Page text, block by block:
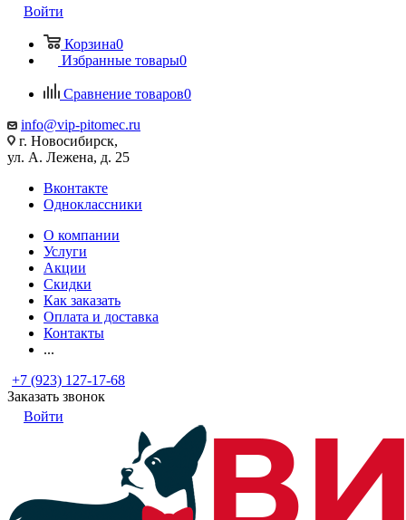
Войти
Корзина0
Избранные товары0
Сравнение товаров0
info@vip-pitomec.ru
г. Новосибирск,
ул. А. Лежена, д. 25
Вконтакте
Одноклассники
О компании
Услуги
Акции
Скидки
Как заказать
Оплата и доставка
Контакты
...
+7 (923) 127-17-68
Заказать звонок
Войти